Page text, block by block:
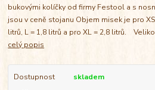
bukovými kolíčky od firmy Festool a s
jsou v ceně stojanu Objem misek je pro
litrů, L = 1,8 litrů a pro XL = 2,8 litrů.
celý popis
Dostupnost
skladem